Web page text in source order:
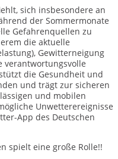
sich insbesondere an
der Sommermonate
Gefahrenquellen zu
die aktuelle
Gewitterneigung
verantwortungsvolle
die Gesundheit und
und trägt zur sicheren
und mobilen
Unwetterereignisse
App des Deutschen
spielt eine große Rolle!!